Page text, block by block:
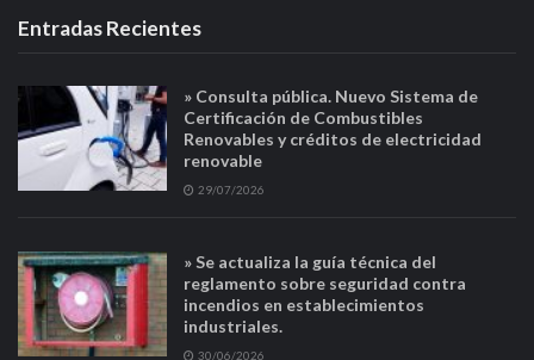
Entradas Recientes
» Consulta pública. Nuevo Sistema de
Certificación de Combustibles
Renovables y créditos de electricidad
renovable
29/07/2026
» Se actualiza la guía técnica del
reglamento sobre seguridad contra
incendios en establecimientos
industriales.
30/06/2026